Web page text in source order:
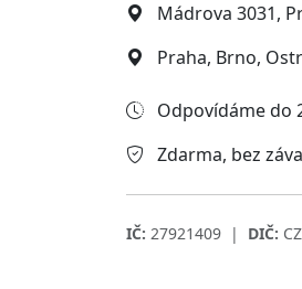
Mádrova 3031,
Praha, Brno,
Odpovídáme do
Zdarma, bez
IČ: 27921409 | DIČ: